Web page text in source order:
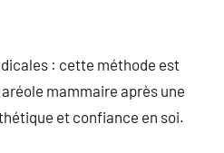
: cette méthode est
mammaire après une
et confiance en soi.